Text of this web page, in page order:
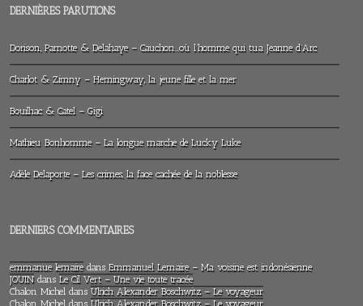
DERNIÈRES PARUTIONS
Dorison, Parnotte & Delahaye – Cauchon…où l’homme qui tua Jeanne d’Arc
Charlot & Zimny – Hemingway, la jeune fille et la mer
Bouilhac & Catel – Gigi
Mathieu Bonhomme – La longue marche de Lucky Luke
Adèle Delaporte – Les crimes, la face cachée de la noblesse
DERNIERS COMMENTAIRES
emmanue lemairedans Emmanuel Lemaire – Ma voisine est indonésienne
JOUINdans Le Cil Vert – Une vie toute tracée
Chalon Michel dans Ulrich Alexander Boschwitz – Le voyageur
Chalon Michel dans Ulrich Alexander Boschwitz – Le voyageur